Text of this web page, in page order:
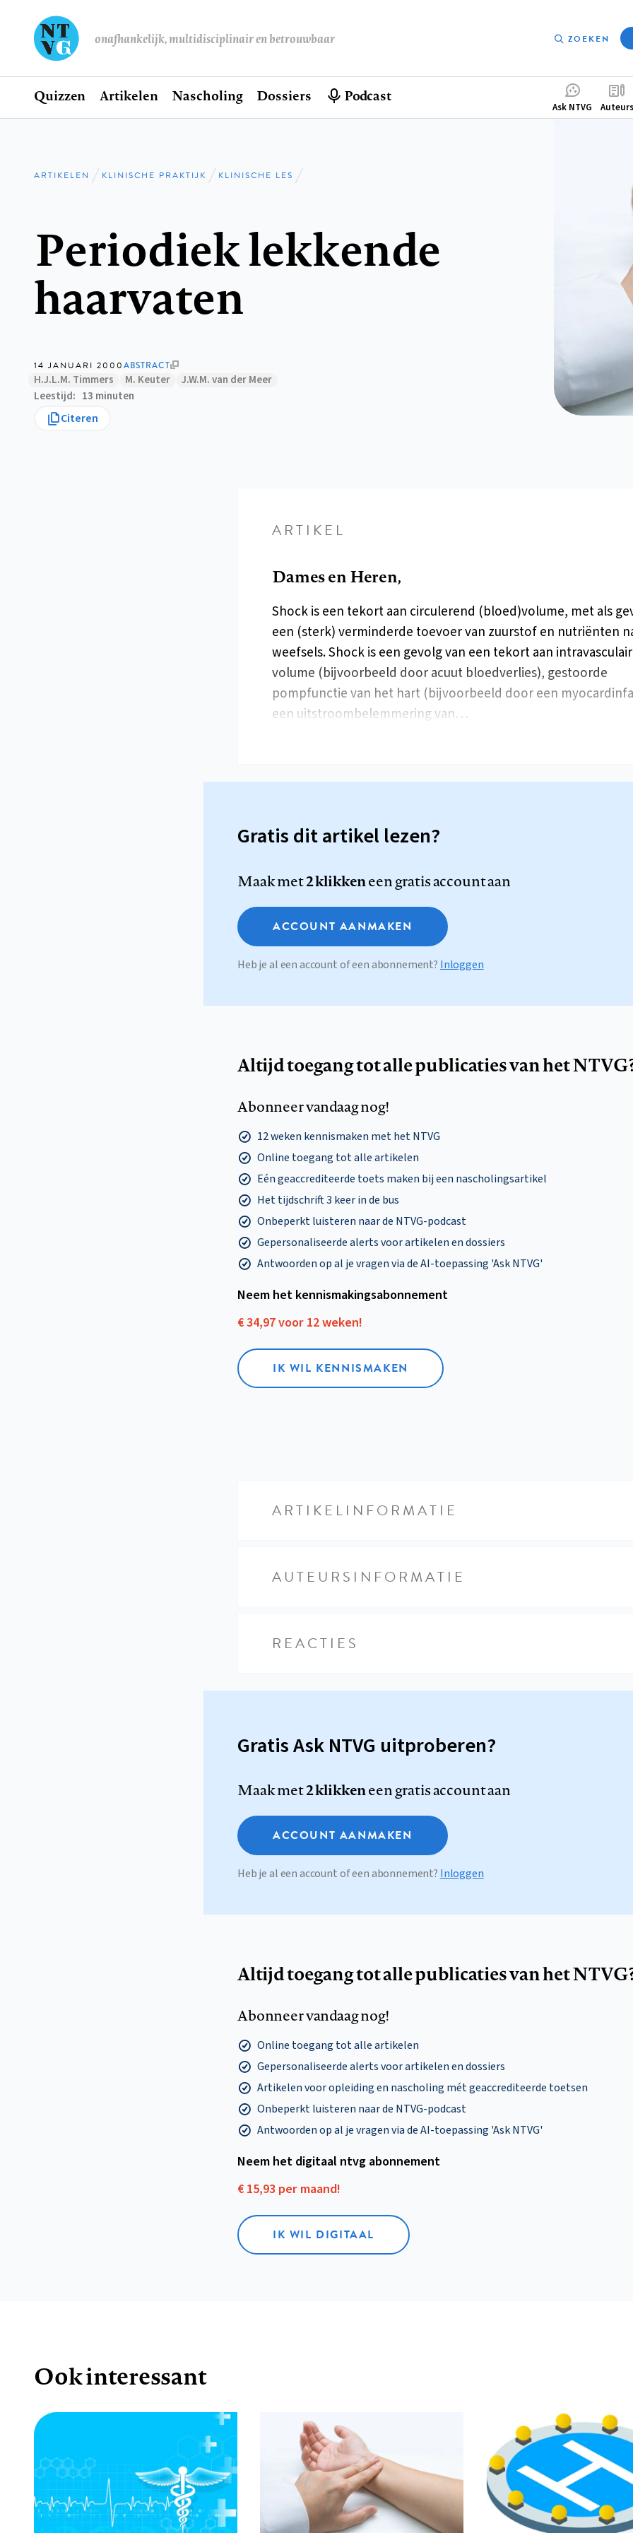
onafhankelijk, multidisciplinair en betrouwbaar ZOEKEN
Hoofdnavigatie
Home
Quizzen Artikelen Nascholing Dossiers Podcast
Ask NTVG Auteurs
Kruimelpad
ARTIKELEN KLINISCHE PRAKTIJK KLINISCHE LES
Periodiek lekkende
haarvaten
14 JANUARI 2000ABSTRACT
H.J.L.M. Timmers M. Keuter
J.W.M. van der Meer
Leestijd
13 minuten
Citeren
ARTIKEL
Dames en Heren,
Shock is een tekort aan circulerend (bloed)volume, met als
een (sterk) verminderde toevoer van zuurstof en nutriënten
weefsels. Shock is een gevolg van een tekort aan intravasculair
volume (bijvoorbeeld door acuut bloedverlies), gestoorde
pompfunctie van het hart (bijvoorbeeld door een
een uitstroombelemmering van…
Gratis dit artikel lezen?
Maak met2 klikkeneen gratis account aan
ACCOUNT AANMAKEN
Heb je al een account of een abonnement? Inloggen
Altijd toegang tot alle publicaties van het
Abonneer vandaag nog!
12 weken kennismaken met het NTVG
Online toegang tot alle artikelen
Eén geaccrediteerde toets maken bij een nascholingsartikel
Het tijdschrift 3 keer in de bus
Onbeperkt luisteren naar de NTVG-podcast
Gepersonaliseerde alerts voor artikelen en dossiers
Antwoorden op al je vragen via de AI-toepassing 'Ask NTVG'
Neem het kennismakings­abonnement
€ 34,97 voor 12 weken!
IK WIL KENNISMAKEN
ARTIKELINFORMATIE
AUTEURSINFORMATIE
REACTIES
Gratis Ask NTVG uitproberen?
Maak met2 klikkeneen gratis account aan
ACCOUNT AANMAKEN
Heb je al een account of een abonnement? Inloggen
Altijd toegang tot alle publicaties van het
Abonneer vandaag nog!
Online toegang tot alle artikelen
Gepersonaliseerde alerts voor artikelen en dossiers
Artikelen voor opleiding en nascholing mét geaccrediteerde toetsen
Onbeperkt luisteren naar de NTVG-podcast
Antwoorden op al je vragen via de AI-toepassing 'Ask NTVG'
Neem het digitaal ntvg abonnement
€ 15,93 per maand!
IK WIL DIGITAAL
Ook interessant